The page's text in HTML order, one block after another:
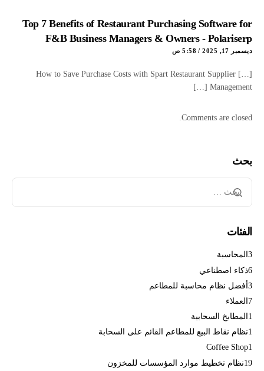
Top 7 Benefits of Restaurant Purchasing Software for
F&B Business Managers & Owners - Polariserp
ديسمبر 17, 2025 / 5:58 ص
[…] How to Save Purchase Costs with Spart Restaurant Supplier
Management […]
Comments are closed.
بحث
الفئات
المحاسبة 3
ذكاء اصطناعي6
أفضل نظام محاسبة للمطاعم3
العملاء 7
المطابخ السحابية 1
نظام نقاط البيع للمطاعم القائم على السحابة1
Coffee Shop1
نظام تخطيط موارد المؤسسات للمخزون19